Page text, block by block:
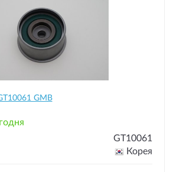
GMB
GT10061
Корея